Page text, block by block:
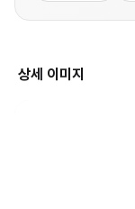
상세 이미지